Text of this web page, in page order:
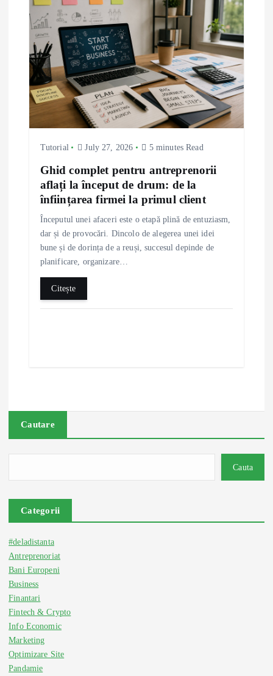
Tutorial July 27, 2026 5 minutes Read
Ghid complet pentru antreprenorii
aflați la început de drum: de la
înființarea firmei la primul client
Începutul unei afaceri este o etapă plină de entuziasm,
dar și de provocări. Dincolo de alegerea unei idei
bune și de dorința de a reuși, succesul depinde de
planificare, organizare…
Citește
Cautare
Cauta
Categorii
#deladistanta
Antreprenoriat
Bani Europeni
Business
Finantari
Fintech & Crypto
Info Economic
Marketing
Optimizare Site
Pandamie